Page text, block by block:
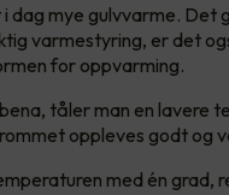
dag mye gulvvarme. Det
varmestyring, er det
for oppvarming.
tåler man en lavere
oppleves godt og
med én grad,